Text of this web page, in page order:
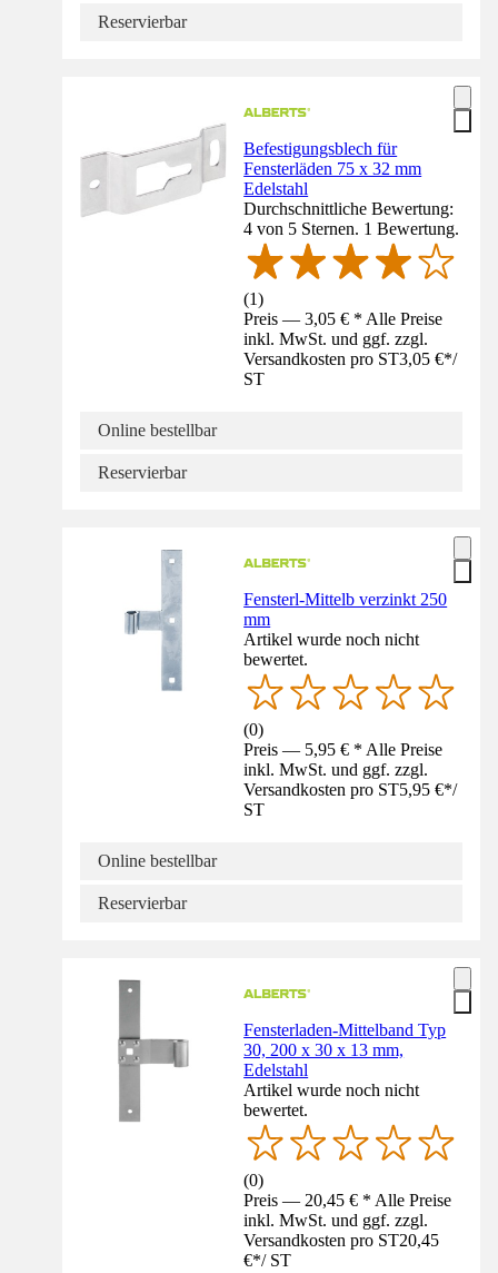
Reservierbar
Befestigungsblech für
Fensterläden 75 x 32 mm
Edelstahl
Durchschnittliche Bewertung:
4 von 5 Sternen. 1 Bewertung.
(1)
Preis — 3,05 € * Alle Preise
inkl. MwSt. und ggf. zzgl.
Versandkosten pro ST3,05 €*/
ST
Online bestellbar
Reservierbar
Fensterl-Mittelb verzinkt 250
mm
Artikel wurde noch nicht
bewertet.
(0)
Preis — 5,95 € * Alle Preise
inkl. MwSt. und ggf. zzgl.
Versandkosten pro ST5,95 €*/
ST
Online bestellbar
Reservierbar
Fensterladen-Mittelband Typ
30, 200 x 30 x 13 mm,
Edelstahl
Artikel wurde noch nicht
bewertet.
(0)
Preis — 20,45 € * Alle Preise
inkl. MwSt. und ggf. zzgl.
Versandkosten pro ST20,45
€*/ ST